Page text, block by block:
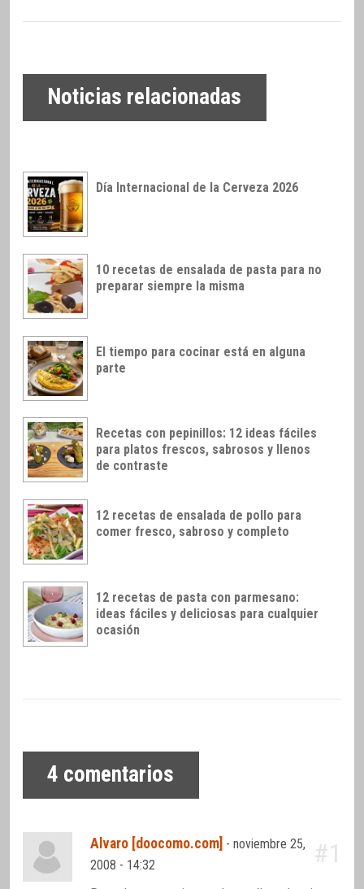
Noticias relacionadas
Día Internacional de la Cerveza 2026
10 recetas de ensalada de pasta para no
preparar siempre la misma
El tiempo para cocinar está en alguna
parte
Recetas con pepinillos: 12 ideas fáciles
para platos frescos, sabrosos y llenos
de contraste
12 recetas de ensalada de pollo para
comer fresco, sabroso y completo
12 recetas de pasta con parmesano:
ideas fáciles y deliciosas para cualquier
ocasión
4 comentarios
Alvaro [doocomo.com] -noviembre 25,
2008 - 14:32
#1